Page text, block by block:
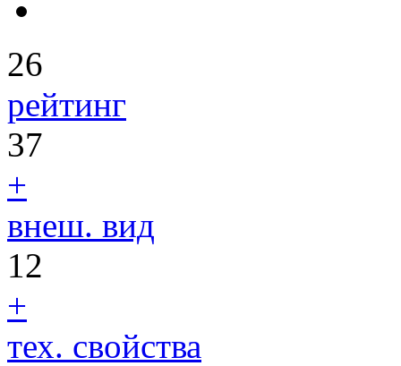
26
рейтинг
37
+
внеш. вид
12
+
тех. свойства